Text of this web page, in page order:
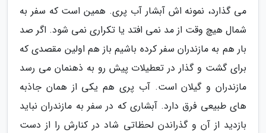
می گذارد، نمونه اش آبشار آب پری. همین است که سفر به
شمال هیچ وقت از مد نمی افتد یا تکراری نمی شود. اگر صد
بار هم به مازندران سفر کرده باشیم باز هم اولین مقصدی که
برای گشت و گذار در تعطیلات پیش رو به ذهنمان می رسد
مازندران و گیلان است. آب پری هم یکی از همان جاذبه
های طبیعی فرق دارد. آبشاری که در سفر به مازندران نباید
بازدید از آن و گذراندن لحظاتی شاد در کنارش را از دست